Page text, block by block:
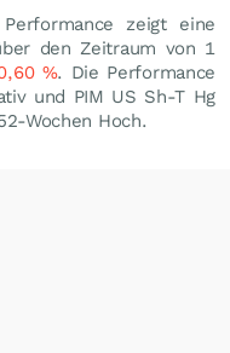
zeigt eine
den Zeitraum von 1
%. Die Performance
und PIM US Sh-T Hg
Wochen Hoch.